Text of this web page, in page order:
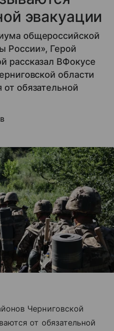
эвакуации
общероссийской
России», Герой
рассказал ВФокусе
области
обязательной
Черниговской
от обязательной